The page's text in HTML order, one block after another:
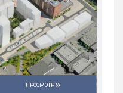
ПРОСМОТР